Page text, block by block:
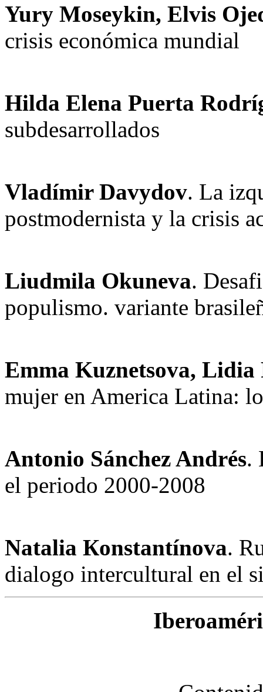
Yury Moseykin, Elvis
crisis económica mundial
Hilda Elena Puerta
subdesarrollados
Vladímir Davydov. La
postmodernista y la crisis
Liudmila Okuneva.
populismo. variante
Emma Kuznetsova, Lidia
mujer en America Latina:
Antonio Sánchez Andrés.
el periodo 2000-2008
Natalia Кonstantínova.
dialogo intercultural en el